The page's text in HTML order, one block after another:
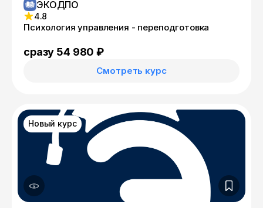
ЭКОДПО
4.8
Психология управления - переподготовка
сразу 54 980 ₽
Смотреть курс
Новый курс